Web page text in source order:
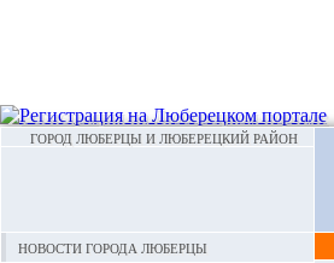
ГОРОД ЛЮБЕРЦЫ И ЛЮБЕРЕЦКИЙ РАЙОН
Новости города Люберцы